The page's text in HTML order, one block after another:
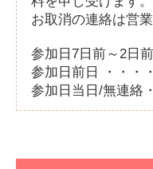
お取消の連絡は営
参加日7日前～2日
参加日前日 ・・・
参加日当日/無連絡